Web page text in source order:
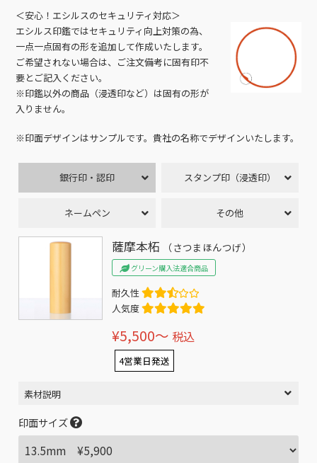
＜安心！エシルスのセキュリティ対応＞
エシルス印鑑ではセキュリティ向上対策の為、
一点一点固有の形を追加して作成いたします。
ご希望されない場合は、ご注文備考に固有印不
要とご記入ください。
※印鑑以外の商品（浸透印など）は固有の形が
入りません。
※印面デザインはサンプルです。貴社の名称でデザインいたします。
銀行印・認印 スタンプ印（浸透印）
ネームペン その他
薩摩本柘 （さつまほんつげ）
グリーン購入法適合商品
耐久性
人気度
¥5,500〜 税込
4営業日発送
素材説明
印面サイズ